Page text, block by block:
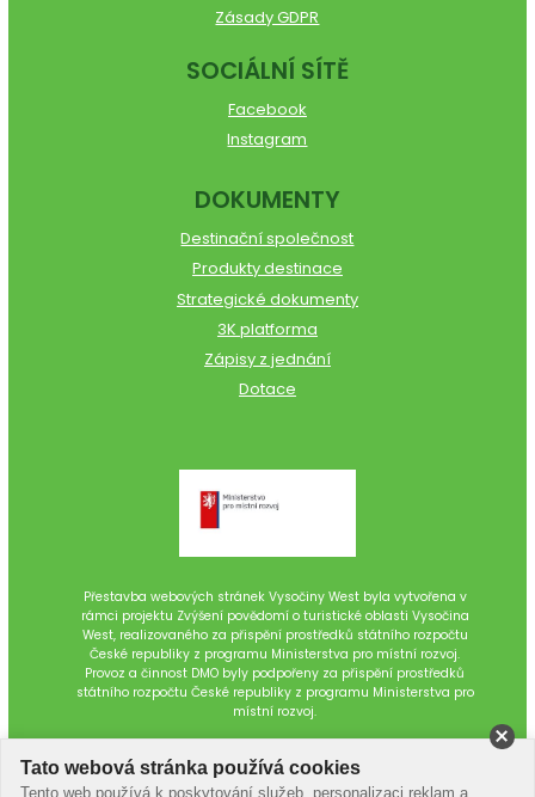
Zásady GDPR
SOCIÁLNÍ SÍTĚ
Facebook
Instagram
DOKUMENTY
Destinační společnost
Produkty destinace
Strategické dokumenty
3K platforma
Zápisy z jednání
Dotace
Přestavba webových stránek Vysočiny West byla vytvořena v
rámci projektu Zvýšení povědomí o turistické oblasti Vysočina
West, realizovaného za přispění prostředků státního rozpočtu
České republiky z programu Ministerstva pro místní rozvoj.
Provoz a činnost DMO byly podpořeny za přispění prostředků
státního rozpočtu České republiky z programu Ministerstva pro
místní rozvoj.
Tato webová stránka používá cookies
Tento web používá k poskytování služeb, personalizaci reklam a